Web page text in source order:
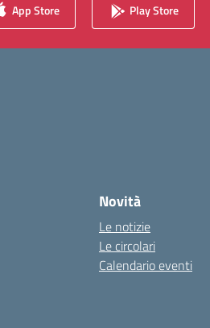
App Store Play Store
Novità
Le notizie
Le circolari
Calendario eventi